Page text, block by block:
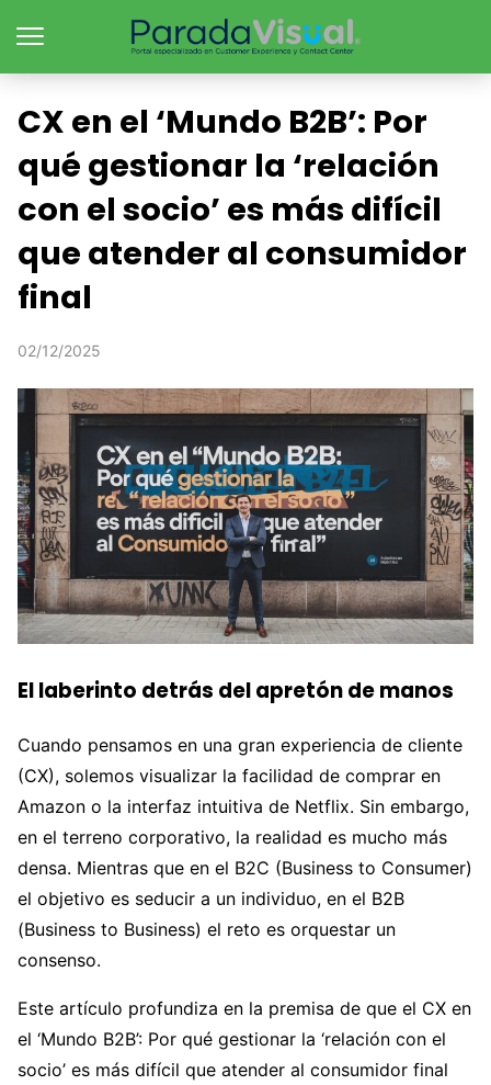
CX en el ‘Mundo B2B’: Por
qué gestionar la ‘relación
con el socio’ es más difícil
que atender al consumidor
final
02/12/2025
El laberinto detrás del apretón de manos
Cuando pensamos en una gran experiencia de cliente
(CX), solemos visualizar la facilidad de comprar en
Amazon o la interfaz intuitiva de Netflix. Sin embargo,
en el terreno corporativo, la realidad es mucho más
densa. Mientras que en el B2C (Business to Consumer)
el objetivo es seducir a un individuo, en el B2B
(Business to Business) el reto es orquestar un
consenso.
Este artículo profundiza en la premisa de que el CX en
el ‘Mundo B2B’: Por qué gestionar la ‘relación con el
socio’ es más difícil que atender al consumidor final